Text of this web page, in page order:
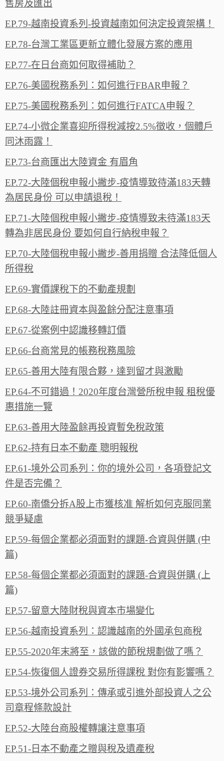
售房及匯出
EP.79-越南投資系列-投資越南如何決定投資架構！
EP.78-台灣工業區更新立體化發展方案的應用
EP.77-在日台商如何取得補助？
EP.76-美國稅務系列：如何進行FBAR申報？
EP.75-美國稅務系列：如何進行FATCA申報？‬
EP.74-小微企業喜迎所得稅減按2.5%徵收，個體戶
同沐雨露‪！‬
EP.73-台商匯出大陸資金 有眉角
EP.72-大陸個稅申報小撇步-疫情導致待滿183天轉
為居民身份 可以申請退稅！
EP.71-大陸個稅申報小撇步-疫情導致未待滿183天
轉為非居民身份 要如何自行納稅申報？
EP.70-大陸個稅申報小撇步-善用捐贈 合法降低個人
所得稅
EP.69-實價課稅下的不動產規劃
EP.68-大陸註冊資本與盈餘分配注意事項
EP.67-從案例中認識移轉訂價
EP.66-台商常見的帳務稅務風險‬‬
EP.65-善用大陸有限合夥，達到留才與激‪勵‬‬
EP.64-不可錯過！2020年度台灣營所稅申報 租稅優
惠措施一‪覽‬
EP.63-善用大陸盈餘再投資暫免稅政策
EP.62-持有日本不動產 聰明報稅
EP.61-境外公司系列：你的境外公司，各項登記文
件是否完備？
EP.60-南僑分拆A股上市獲核准 解析如何克服同業
競爭疑慮
EP.59-每個企業都必須面對的課題-合資與併購 (中
篇)
EP.58-每個企業都必須面對的課題-合資與併購 (上
篇)
EP.57-留意大陸財稅與資本市場變化
EP.56-越南投資系列：認識越南的外國承包商稅
EP.55-2020年末將至，該做的節稅規劃做了嗎？
EP.54-恢復個人證券交易所得課稅 對你有影響嗎？
EP.53-境外公司系列：傳承或引進外部投資人之公
司章程條款設計
EP.52-大陸台商股權轉讓注意事項
EP.51-日本不動產之贈與稅及遺產稅